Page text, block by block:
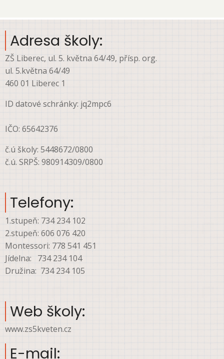
menu
Adresa školy:
ZŠ Liberec, ul. 5. května 64/49, přísp. org.
ul. 5.května 64/49
460 01 Liberec 1
ID datové schránky: jq2mpc6
IČO: 65642376
č.ú školy: 5448672/0800
č.ú. SRPŠ: 980914309/0800
Telefony:
1.stupeň: 734 234 102
2.stupeň: 606 076 420
Montessori: 778 541 451
Jídelna: 734 234 104
Družina: 734 234 105
Web školy:
www.zs5kveten.cz
E-mail: